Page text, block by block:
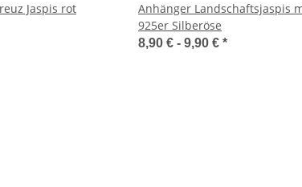
Jaspis rot
Anhänger Landschaftsjaspis
925er Silberöse
8,90 € - 9,90 € *